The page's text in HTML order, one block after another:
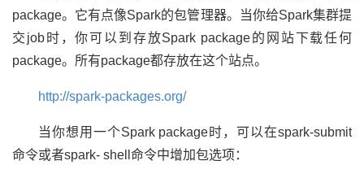
package。它有点像Spark的包管理器。当你给Spark集群提
交job时，你可以到存放Spark package的网站下载任何
package。所有package都存放在这个站点。
http://spark-packages.org/
当你想用一个Spark package时，可以在spark-submit
命令或者spark- shell命令中增加包选项：